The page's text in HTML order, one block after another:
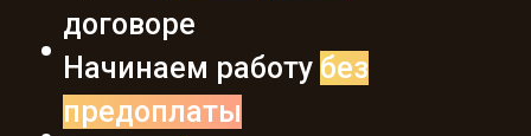
договоре
Начинаем работу без
предоплаты